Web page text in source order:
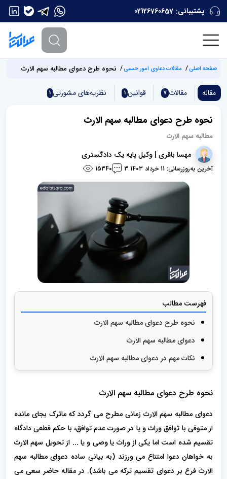
پشتیبانی: 02126760657
صفحه اصلی مقالات دعاوی امور حسبی نحوه طرح دعوای مطالبه سهم الارث
مقاله مقالات 7 قوانین 1 نظریه‌های مشورتی 1
نحوه طرح دعوای مطالبه سهم الارث
مطالبه سهم الارث
مهسا باقری | وکیل پایه یک دادگستری
آخرین به‌روزرسانی: 11 خرداد 1403 3
15340
فهرست مطالب
نحوه طرح دعوای مطالبه سهم الارث
دعوای مطالبه سهم الارث
نکات مهم در دعوای مطالبه سهم الارث
نحوه طرح دعوای مطالبه سهم الارث
دعوای مطالبه سهم الارث زمانی مطرح می گردد که ماترک بجای مانده
از متوفی با توافق وراث و یا در صورت عدم توافق، با حکم قطعی دادگاه
تقسیم شده است اما یکی از وراث یا وصی و‌ یا ... از تحویل سهم الارث
به خواهان دعوا امتناع می ورزند (به بیانی ساده دعوای مطالبه سهم
الارث فرع بر دعوای تقسیم ترکه می باشد). در مقاله حاضر سعی می